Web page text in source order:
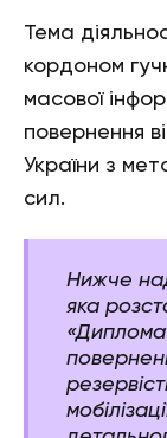
Тема
кордоном
масової
повернення
України з
сил.
Нижче
яка